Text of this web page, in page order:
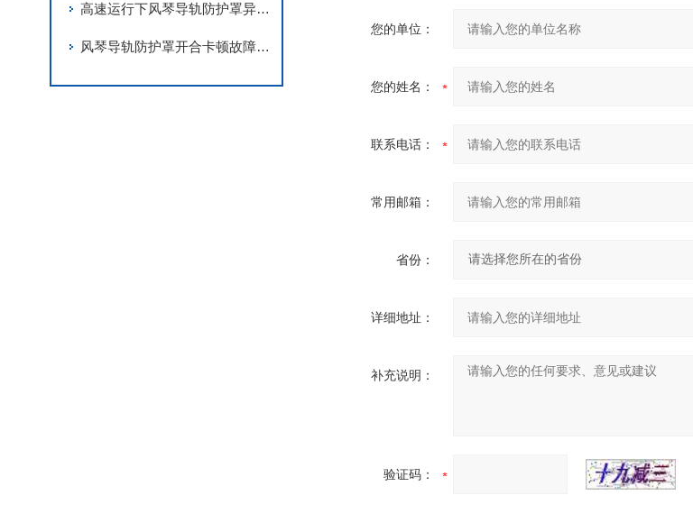
高速运行下风琴导轨防护罩异响故障的识别与消除方法
风琴导轨防护罩开合卡顿故障的根源排查
您的单位：
您的姓名：
联系电话：
常用邮箱：
省份：
详细地址：
补充说明：
验证码：